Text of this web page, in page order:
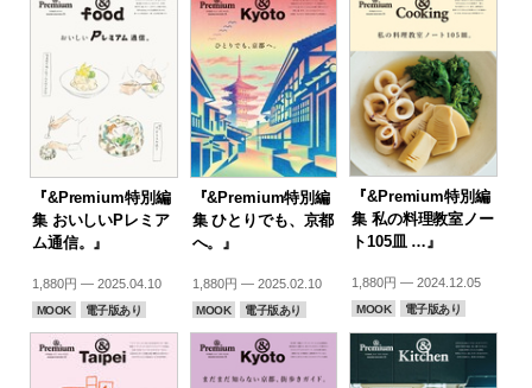
『&Premium特別編
集 おいしいPレミア
ム通信。』
1,880円 — 2025.04.10
MOOK 電子版あり
『&Premium特別編
集 ひとりでも、京都
へ。』
1,880円 — 2025.02.10
MOOK 電子版あり
『&Premium特別編
集 私の料理教室ノー
ト105皿 …』
1,880円 — 2024.12.05
MOOK 電子版あり